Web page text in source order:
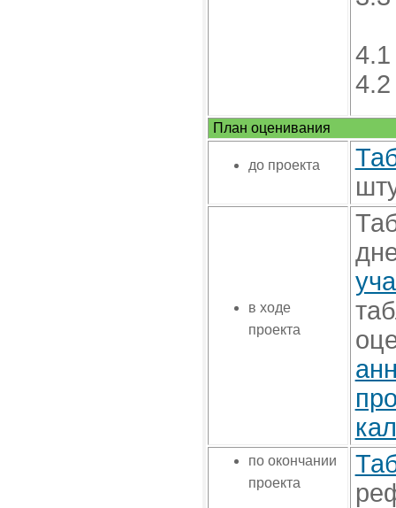
4.1
План оценивания
до проекта
в ходе
проекта
по окончании
проекта